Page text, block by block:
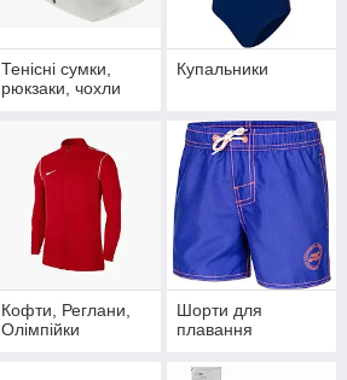
Тенісні сумки,
рюкзаки, чохли
Купальники
Кофти, Реглани,
Олімпійки
Шорти для
плавання